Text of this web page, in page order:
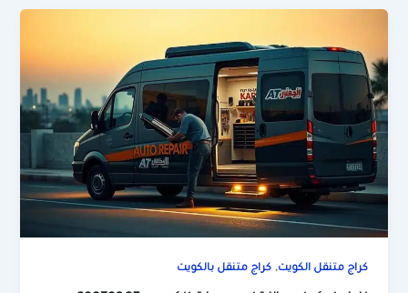
كراج متنقل الكويت,كراج متنقل بالكويت